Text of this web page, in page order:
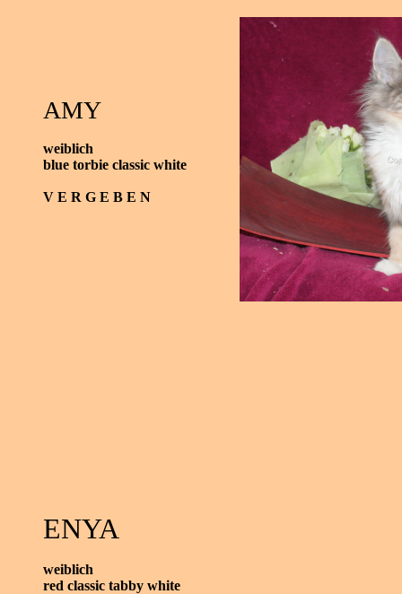
AMY
weiblich
blue torbie classic white
V E R G E B E N
ENYA
weiblich
red classic tabby white